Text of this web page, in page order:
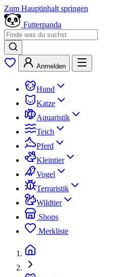
Zum Hauptinhalt springen
Futterpanda
Anmelden
Hund
Katze
Aquaristik
Teich
Pferd
Kleintier
Vogel
Terraristik
Wildtier
Shops
Merkliste